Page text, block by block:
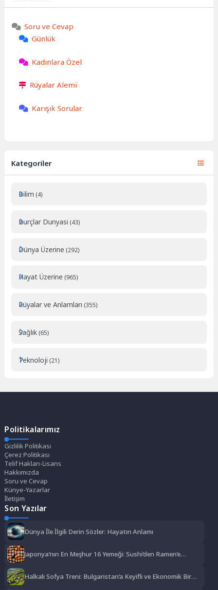
Soru ve Cevap
Günlük
Kadınlara Özel
Rüyalar Alemi
Karışık Sorular
Kategoriler
Bilim (4)
Burçlar Dunyasi (43)
Dünya Üzerine (292)
Hayat Üzerine (965)
Rüyalar ve Anlamları (355)
Sağlık (65)
Teknoloji (21)
Politikalarımız
Gizlilik Politikası
Çerez Politikası
Telif Hakları-Lisans
Hakkımızda
Soru ve Cevap
Künye-Yazarlar
İletişim
Son Yazılar
Dünya İle İlgili Derin Sözler: Hayatın Anlamı
Japonya’nın En Meşhur 16 Yemeği: Sushi’den Ramen’e
Halkalı Sofya Treni: Bulgaristan’a Keyifli ve Ekonomik Bir